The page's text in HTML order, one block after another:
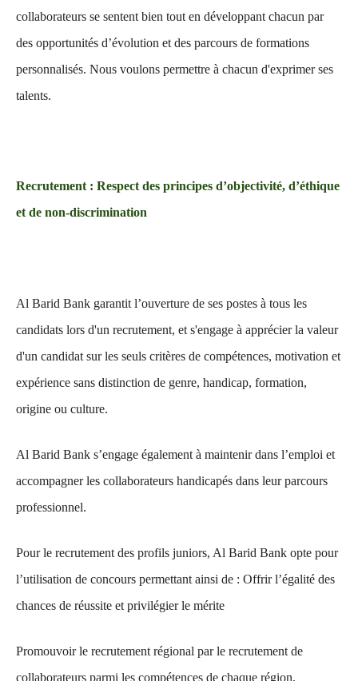
collaborateurs se sentent bien tout en développant chacun par
des opportunités d’évolution et des parcours de formations
personnalisés. Nous voulons permettre à chacun d'exprimer ses
talents.
Recrutement : Respect des principes d’objectivité, d’éthique
et de non-discrimination
Al Barid Bank garantit l’ouverture de ses postes à tous les
candidats lors d'un recrutement, et s'engage à apprécier la valeur
d'un candidat sur les seuls critères de compétences, motivation et
expérience sans distinction de genre, handicap, formation,
origine ou culture.
Al Barid Bank s’engage également à maintenir dans l’emploi et
accompagner les collaborateurs handicapés dans leur parcours
professionnel.
Pour le recrutement des profils juniors, Al Barid Bank opte pour
l’utilisation de concours permettant ainsi de : Offrir l’égalité des
chances de réussite et privilégier le mérite
Promouvoir le recrutement régional par le recrutement de
collaborateurs parmi les compétences de chaque région,